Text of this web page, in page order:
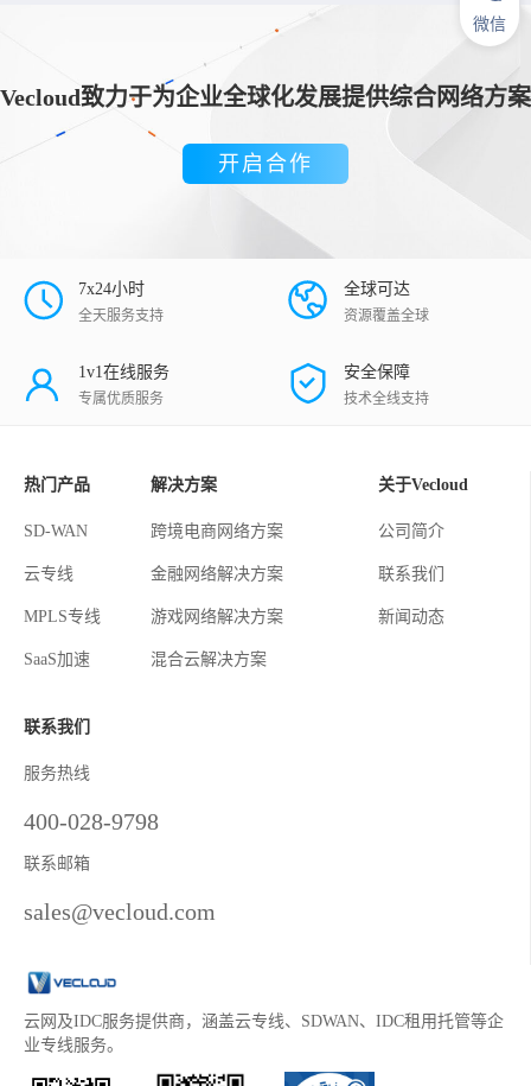
Vecloud致力于为企业全球化发展提供综合网络方案
开启合作
7x24小时
全天服务支持
全球可达
资源覆盖全球
1v1在线服务
专属优质服务
安全保障
技术全线支持
热门产品
SD-WAN
云专线
MPLS专线
SaaS加速
解决方案
跨境电商网络方案
金融网络解决方案
游戏网络解决方案
混合云解决方案
关于Vecloud
公司简介
联系我们
新闻动态
联系我们
服务热线
400-028-9798
联系邮箱
sales@vecloud.com
云网及IDC服务提供商，涵盖云专线、SDWAN、IDC租用托管等企
业专线服务。
微信